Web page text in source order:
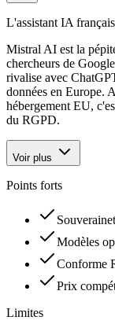
L'assistant IA
Mistral AI est la
chercheurs de
rivalise avec
données en Europe.
hébergement EU,
du RGPD.
Voir plus
Points forts
Modèles
Conforme
Prix
Limites